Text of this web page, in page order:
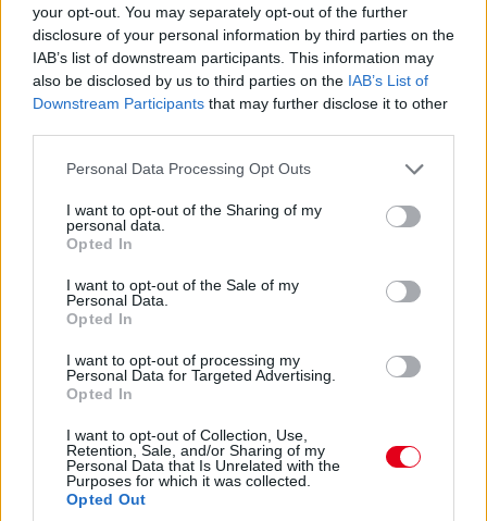
your opt-out. You may separately opt-out of the further
disclosure of your personal information by third parties on the
IAB’s list of downstream participants. This information may
also be disclosed by us to third parties on the IAB’s List of
Downstream Participants that may further disclose it to other
Please note that this website/app uses one or more Google
not limited to your visit or usage behaviour. You may click to
grant or deny consent to Google and its third-party tags to
use your data for below specified purposes in below Google
consent section.
Personal Data Processing Opt Outs
I want to opt-out of the Sharing of my
personal data.
Opted In
I want to opt-out of the Sale of my
Personal Data.
Opted In
I want to opt-out of processing my
Personal Data for Targeted Advertising.
Opted In
I want to opt-out of Collection, Use,
Retention, Sale, and/or Sharing of my
Personal Data that Is Unrelated with the
Purposes for which it was collected.
Opted Out
17:22
Leclerc is gyorsul, már a negyedik öt tizedes lemaradással. Így
állunk 37 perccel a leintés előtt.